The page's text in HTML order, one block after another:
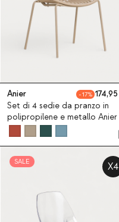
Anier 17
174,95
Set di 4 sedie da pranzo in
polipropilene e metallo Anier
SALE X4